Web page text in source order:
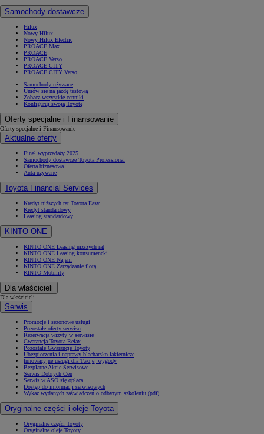
Samochody dostawcze
Hilux
Nowy Hilux
Nowy Hilux Electric
PROACE Max
PROACE
PROACE Verso
PROACE CITY
PROACE CITY Verso
Samochody używane
Umów się na jazdę testową
Zobacz wszystkie cenniki
Konfiguruj swoją Toyotę
Oferty specjalne i Finansowanie
Oferty specjalne i Finansowanie
Aktualne oferty
Finał wyprzedaży 2025
Samochody dostawcze Toyota Professional
Oferta biznesowa
Auta używane
Toyota Financial Services
Kredyt niższych rat Toyota Easy
Kredyt standardowy
Leasing standardowy
KINTO ONE
KINTO ONE Leasing niższych rat
KINTO ONE Leasing konsumencki
KINTO ONE Najem
KINTO ONE Zarządzanie flotą
KINTO Mobility
Dla właścicieli
Dla właścicieli
Serwis
Promocje i sezonowe usługi
Pozostałe oferty serwisu
Rezerwacja wizyty w serwisie
Gwarancja Toyota Relax
Pozostałe Gwarancje Toyoty
Ubezpieczenia i naprawy blacharsko-lakiernicze
Innowacyjne usługi dla Twojej wygody
Bezpłatne Akcje Serwisowe
Serwis Dobrych Cen
Serwis w ASO się opłaca
Dostęp do informacji serwisowych
Wykaz wydanych zaświadczeń o odbytym szkoleniu (pdf)
Oryginalne części i oleje Toyota
Oryginalne części Toyoty
Oryginalne oleje Toyoty